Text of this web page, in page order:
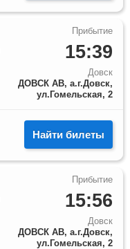
15:39
Довск
ДОВСК АВ, а.г.Довск,
ул.Гомельская, 2
Найти билеты
15:56
Довск
ДОВСК АВ, а.г.Довск,
ул.Гомельская, 2